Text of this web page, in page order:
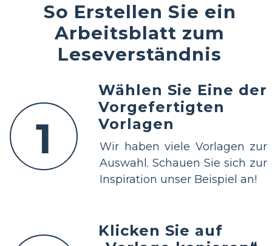
So Erstellen Sie ein
Arbeitsblatt zum
Leseverständnis
1
Wählen Sie Eine der
Vorgefertigten
Vorlagen
Wir haben viele Vorlagen zur
Auswahl. Schauen Sie sich zur
Inspiration unser Beispiel an!
Klicken Sie auf